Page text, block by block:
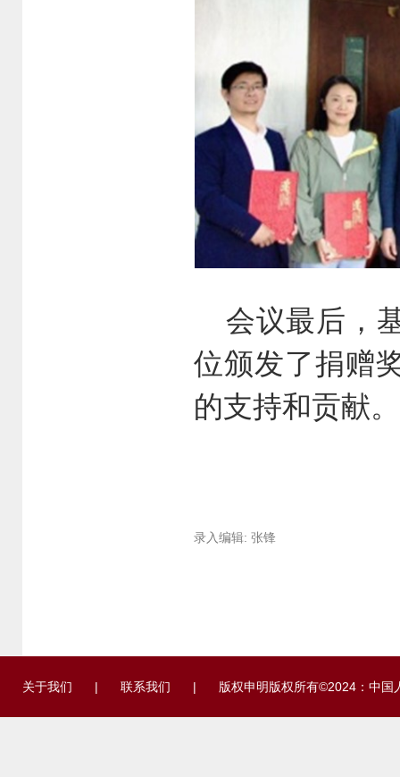
会议最后，
位颁发了捐赠
的支持和贡献。
录入编辑: 张锋
关于我们 | 联系我们 | 版权申明版权所有©2024：中